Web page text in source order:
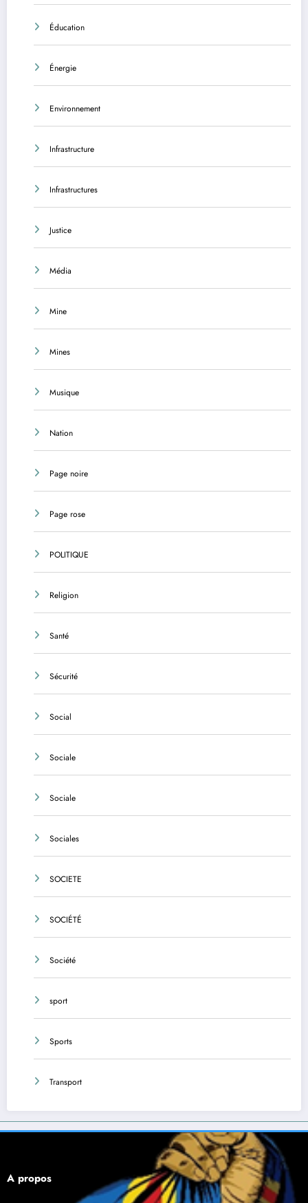
Éducation
Énergie
Environnement
Infrastructure
Infrastructures
Justice
Média
Mine
Mines
Musique
Nation
Page noire
Page rose
POLITIQUE
Religion
Santé
Sécurité
Social
Sociale
Sociale
Sociales
SOCIETE
SOCIÉTÉ
Société
sport
Sports
Transport
À propos